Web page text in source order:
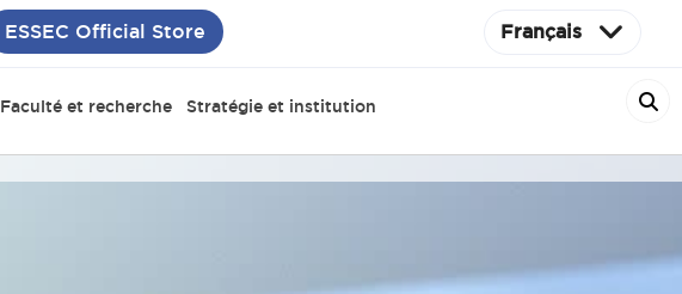
ESSEC Official Store Français
Faculté et recherche Stratégie et institution